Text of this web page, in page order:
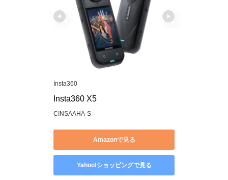
Insta360
Insta360 X5
CINSAAHA-S
Amazonで見る
Yahoo!ショッピングで見る